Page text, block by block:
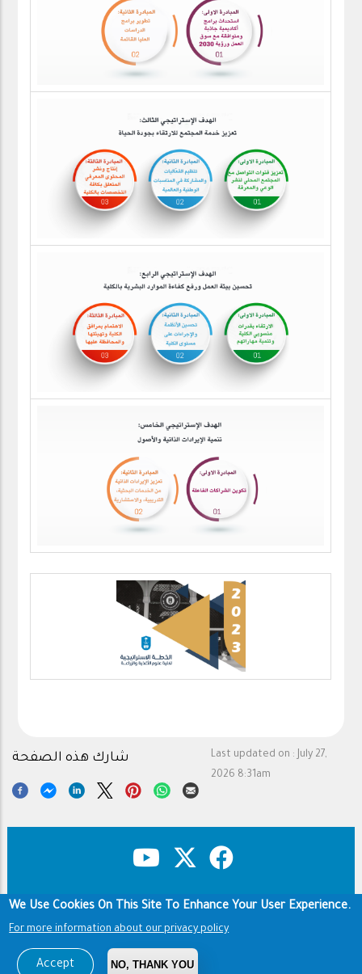
Last updated on : July 27,
2026 8:31am
شارك هذه الصفحة
Footer Copyright & Disclaimer
Privacy Policy
Terms of use
Copyright © 1960-2026 King Saud University
We Use Cookies On This Site To Enhance Your User Experience.
For more information about our privacy policy
Accept NO, THANK YOU